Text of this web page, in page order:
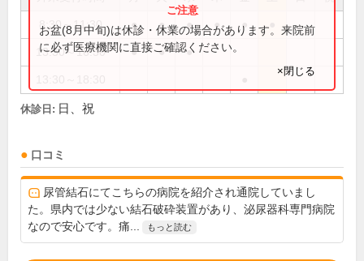
8:30～11:30 ● ● ● ● ●
13:30～16:30 ● ● ●
お盆(8月中旬)は休診・休業の場合があります。来院前
に必ず医療機関に直接ご確認ください。
×閉じる
休診日: 日、祝
口コミ
尿管結石にてこちらの病院を紹介され通院していまし
た。県内では少ない結石破砕装置があり、泌尿器科専門病院
なので安心です。痛...
もっと読む